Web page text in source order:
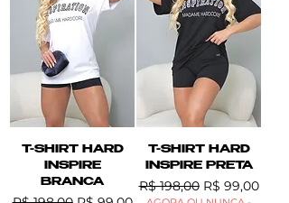
T-SHIRT HARD
INSPIRE
BRANCA
T-SHIRT HARD
INSPIRE PRETA
Preço normal
R$ 198,00 Preço
R$ 99,00